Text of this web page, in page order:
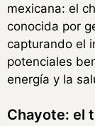
mexicana: el
conocida por
capturando el
potenciales
energía y la
Chayote: el